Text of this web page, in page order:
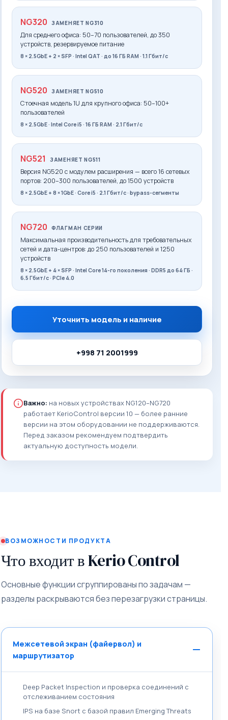
NG320 ЗАМЕНЯЕТ NG310
Для среднего офиса: 50–70 пользователей, до 350
устройств, резервируемое питание
8 × 2.5GbE + 2 × SFP · Intel QAT · до 16 ГБ RAM · 1.1 Гбит/с
NG520 ЗАМЕНЯЕТ NG510
Стоечная модель 1U для крупного офиса: 50–100+
пользователей
8 × 2.5GbE · Intel Core i5 · 16 ГБ RAM · 2.1 Гбит/с
NG521 ЗАМЕНЯЕТ NG511
Версия NG520 с модулем расширения — всего 16 сетевых
портов: 200–300 пользователей, до 1500 устройств
8 × 2.5GbE + 8 × 1GbE · Core i5 · 2.1 Гбит/с · bypass-сегменты
NG720 ФЛАГМАН СЕРИИ
Максимальная производительность для требовательных
сетей и дата-центров: до 250 пользователей и 1250
устройств
8 × 2.5GbE + 4 × SFP · Intel Core 14-го поколения · DDR5 до 64 ГБ ·
6.5 Гбит/с · PCIe 4.0
Уточнить модель и наличие
+998 71 2001999
Важно: на новых устройствах NG120–NG720
работает KerioControl версии 10 — более ранние
версии на этом оборудовании не поддерживаются.
Перед заказом рекомендуем подтвердить
актуальную доступность модели.
ВОЗМОЖНОСТИ ПРОДУКТА
Что входит в Kerio Control
Основные функции сгруппированы по задачам —
разделы раскрываются без перезагрузки страницы.
Межсетевой экран (файервол) и
маршрутизатор
Deep Packet Inspection и проверка соединений с
отслеживанием состояния
IPS на базе Snort с базой правил Emerging Threats